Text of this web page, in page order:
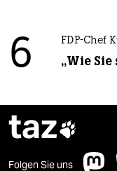
6 FDP-Chef
„Wie
taz
Folgen Sie uns